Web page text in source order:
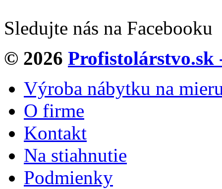
Sledujte nás na Facebooku
© 2026
Výroba nábytku na
O firme
Kontakt
Na stiahnutie
Podmienky